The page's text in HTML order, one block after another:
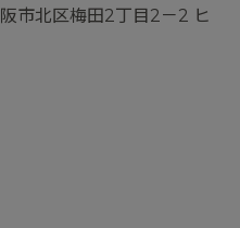
市北区梅田2丁目2－2 ヒ